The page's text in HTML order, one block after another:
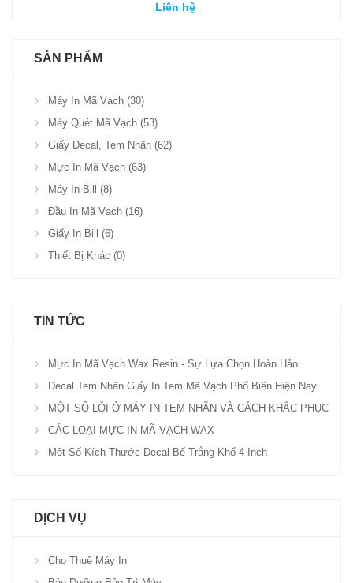
Liên hệ
SẢN PHẨM
Máy In Mã Vạch (30)
Máy Quét Mã Vạch (53)
Giấy Decal, Tem Nhãn (62)
Mực In Mã Vạch (63)
Máy In Bill (8)
Đầu In Mã Vạch (16)
Giấy In Bill (6)
Thiết Bị Khác (0)
TIN TỨC
Mực In Mã Vạch Wax Resin - Sự Lựa Chọn Hoàn Hảo
Decal Tem Nhãn Giấy In Tem Mã Vạch Phổ Biến Hiện Nay
MỘT SỐ LỖI Ở MÁY IN TEM NHÃN VÀ CÁCH KHẮC PHỤC
CÁC LOẠI MỰC IN MÃ VẠCH WAX
Một Số Kích Thước Decal Bế Trắng Khổ 4 Inch
DỊCH VỤ
Cho Thuê Máy In